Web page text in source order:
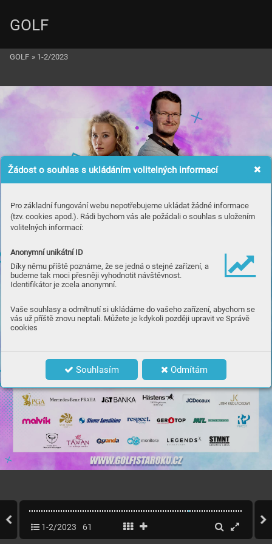
Žádost o souhlas s ukládáním volitelných informací
Pro základní fungování webu nepotřebujeme ukládat žádné informace
(tzv. cookies apod.). Rádi bychom vás ale požádali o souhlas s uložením
volitelných informací:
Anonymní unikátní ID
Díky němu příště poznáme, že se jedná o stejné zařízení, a
budeme tak moci přesněji vyhodnotit návštěvnost.
Identifikátor je zcela anonymní.
Vaše souhlasy a odmítnutí si ukládáme do vašeho zařízení, abychom se
vás už příště znovu neptali. Můžete je kdykoli později upravit ve Správě
cookies
Souhlasím Odmítám
GOLF
GOLF » 1-2/2023
1-2/2023 61